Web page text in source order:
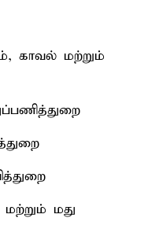
காவல் மற்றும்
மது